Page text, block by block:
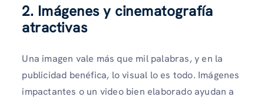
2. Imágenes y cinematografía
atractivas
Una imagen vale más que mil palabras, y en la
publicidad benéfica, lo visual lo es todo. Imágenes
impactantes o un video bien elaborado ayudan a